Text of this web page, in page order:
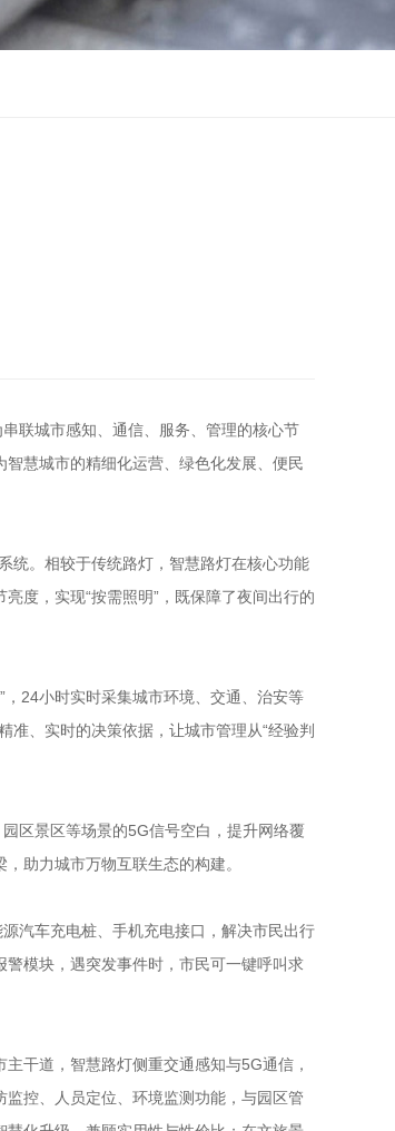
联城市感知、通信、服务、管理的核心节
慧城市的精细化运营、绿色化发展、便民
统。相较于传统路灯，智慧路灯在核心功能
度，实现“按需照明”，既保障了夜间出行的
24小时实时采集城市环境、交通、治安等
、实时的决策依据，让城市管理从“经验判
区景区等场景的5G信号空白，提升网络覆
助力城市万物互联生态的构建。
汽车充电桩、手机充电接口，解决市民出行
模块，遇突发事件时，市民可一键呼叫求
干道，智慧路灯侧重交通感知与5G通信，
控、人员定位、环境监测功能，与园区管